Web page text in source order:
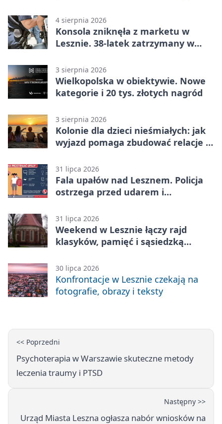
4 sierpnia 2026
Konsola zniknęła z marketu w
Lesznie. 38-latek zatrzymany w
3 sierpnia 2026
Wielkopolska w obiektywie. Nowe
kategorie i 20 tys. złotych nagród
3 sierpnia 2026
Kolonie dla dzieci nieśmiałych: jak
wyjazd pomaga zbudować relacje z
31 lipca 2026
Fala upałów nad Lesznem. Policja
ostrzega przed udarem i
31 lipca 2026
Weekend w Lesznie łączy rajd
klasyków, pamięć i sąsiedzką
30 lipca 2026
Konfrontacje w Lesznie czekają na
fotografie, obrazy i teksty
<< Poprzedni
Psychoterapia w Warszawie skuteczne metody
leczenia traumy i PTSD
Następny >>
Urząd Miasta Leszna ogłasza nabór wniosków na